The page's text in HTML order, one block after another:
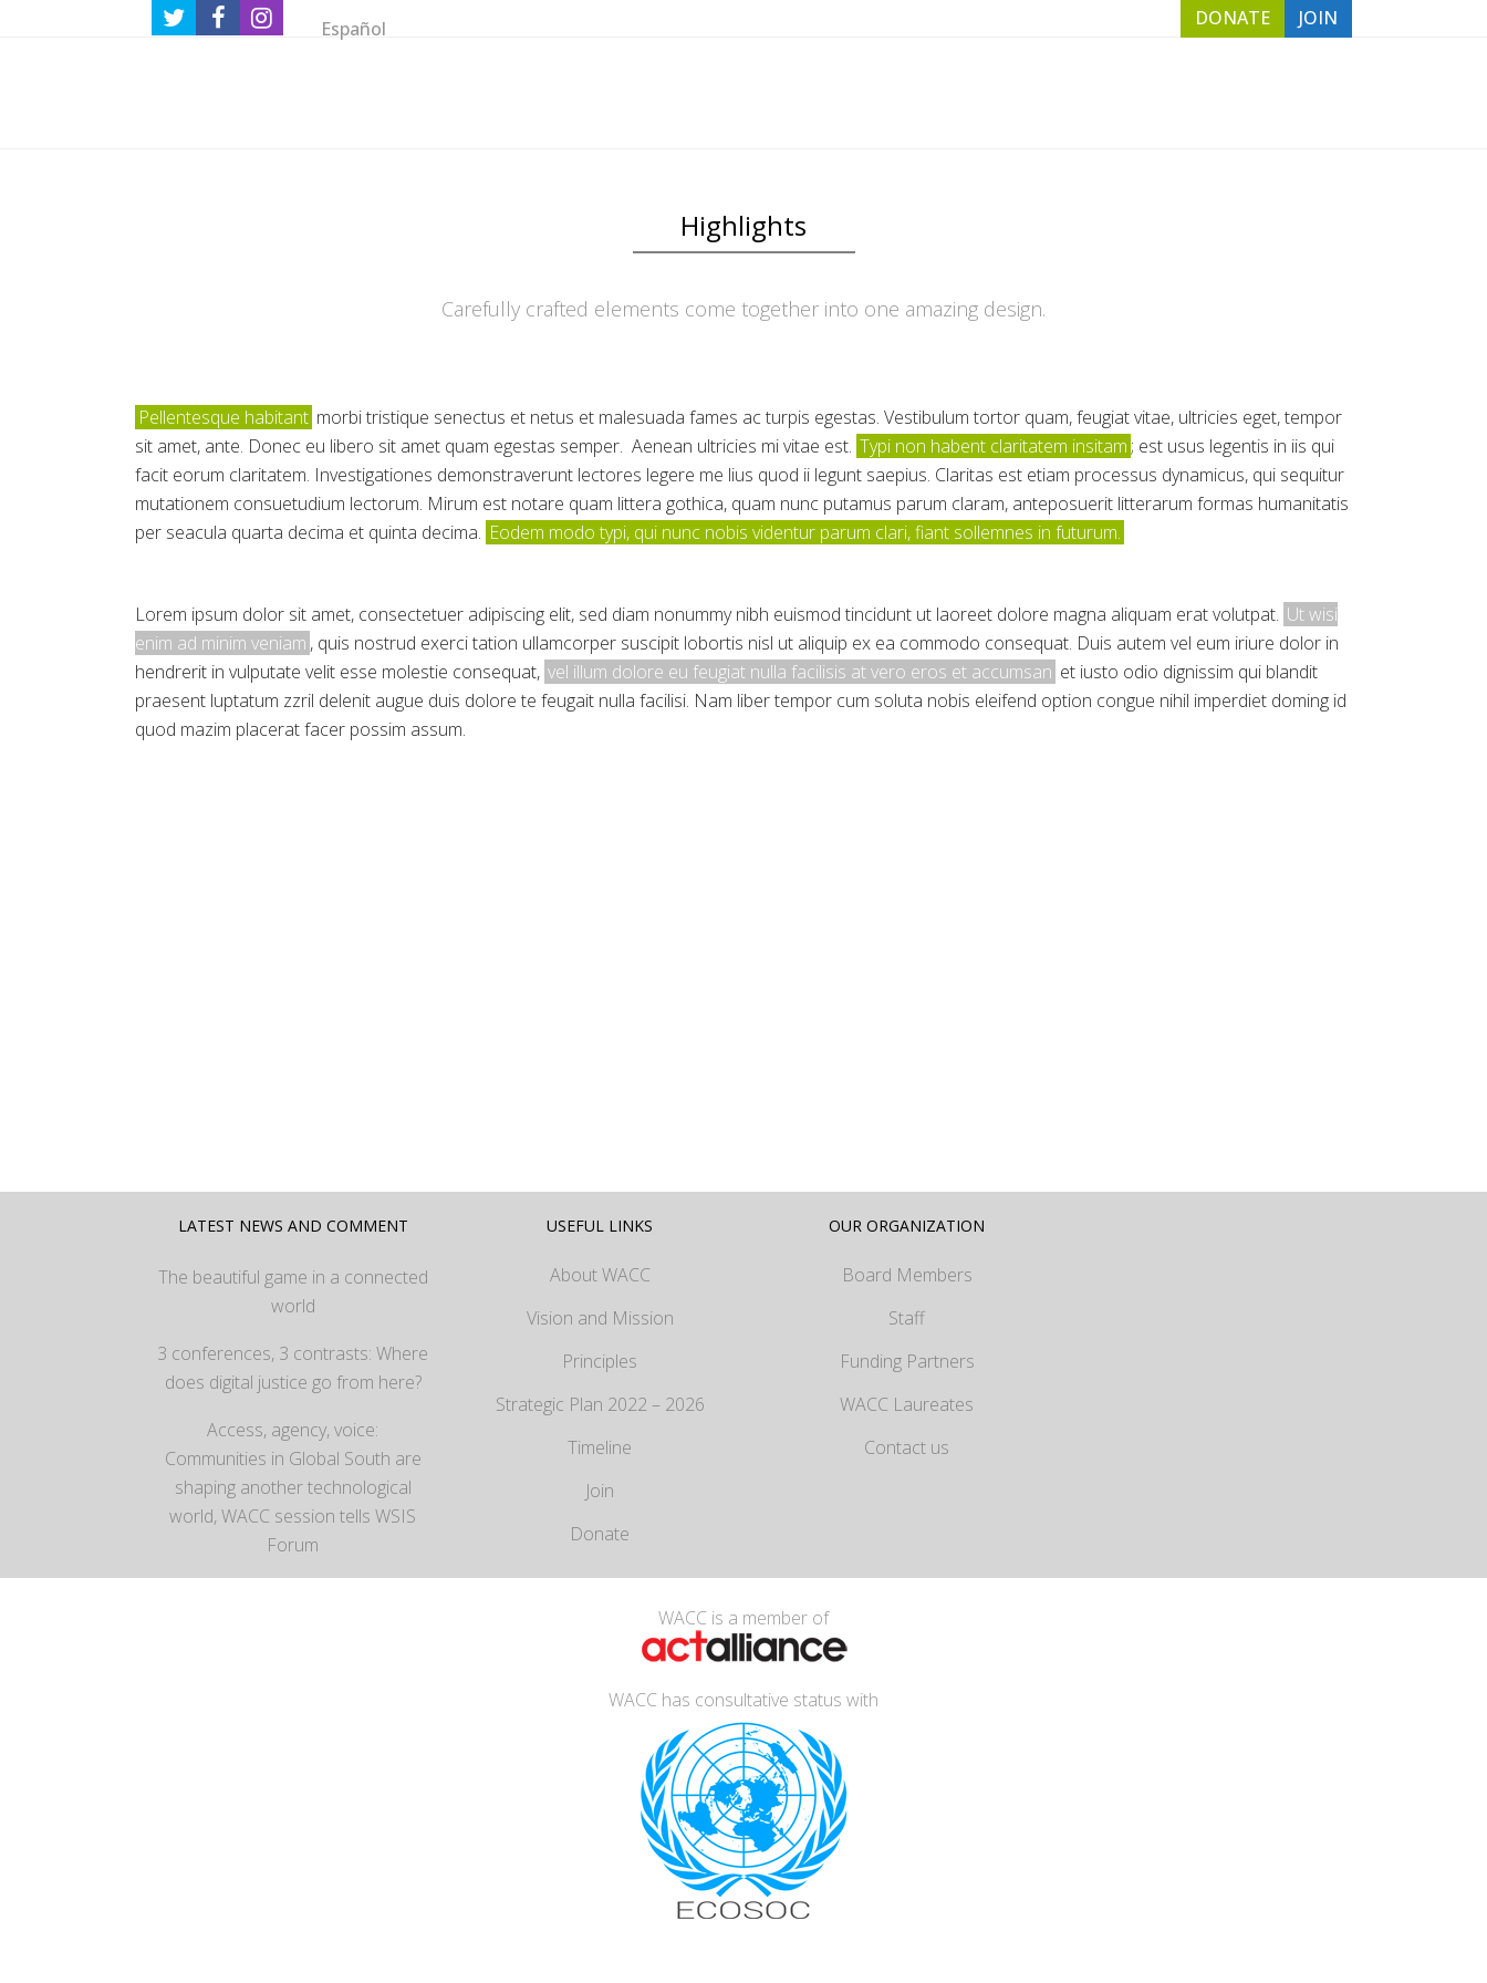
Español DONATE JOIN
Highlights
Carefully crafted elements come together into one amazing design.
Pellentesque habitant morbi tristique senectus et netus et malesuada fames ac turpis egestas. Vestibulum tortor quam, feugiat vitae, ultricies eget, tempor
sit amet, ante. Donec eu libero sit amet quam egestas semper. Aenean ultricies mi vitae est. Typi non habent claritatem insitam; est usus legentis in iis qui
facit eorum claritatem. Investigationes demonstraverunt lectores legere me lius quod ii legunt saepius. Claritas est etiam processus dynamicus, qui sequitur
mutationem consuetudium lectorum. Mirum est notare quam littera gothica, quam nunc putamus parum claram, anteposuerit litterarum formas humanitatis
per seacula quarta decima et quinta decima. Eodem modo typi, qui nunc nobis videntur parum clari, fiant sollemnes in futurum.
Lorem ipsum dolor sit amet, consectetuer adipiscing elit, sed diam nonummy nibh euismod tincidunt ut laoreet dolore magna aliquam erat volutpat. Ut wisi
enim ad minim veniam , quis nostrud exerci tation ullamcorper suscipit lobortis nisl ut aliquip ex ea commodo consequat. Duis autem vel eum iriure dolor in
hendrerit in vulputate velit esse molestie consequat, vel illum dolore eu feugiat nulla facilisis at vero eros et accumsan et iusto odio dignissim qui blandit
praesent luptatum zzril delenit augue duis dolore te feugait nulla facilisi. Nam liber tempor cum soluta nobis eleifend option congue nihil imperdiet doming id
quod mazim placerat facer possim assum.
LATEST NEWS AND COMMENT
The beautiful game in a connected
world
3 conferences, 3 contrasts: Where
does digital justice go from here?
Access, agency, voice:
Communities in Global South are
shaping another technological
world, WACC session tells WSIS
Forum
USEFUL LINKS
About WACC
Vision and Mission
Principles
Strategic Plan 2022 – 2026
Timeline
Join
Donate
OUR ORGANIZATION
Board Members
Staff
Funding Partners
WACC Laureates
Contact us
WACC is a member of
WACC has consultative status with